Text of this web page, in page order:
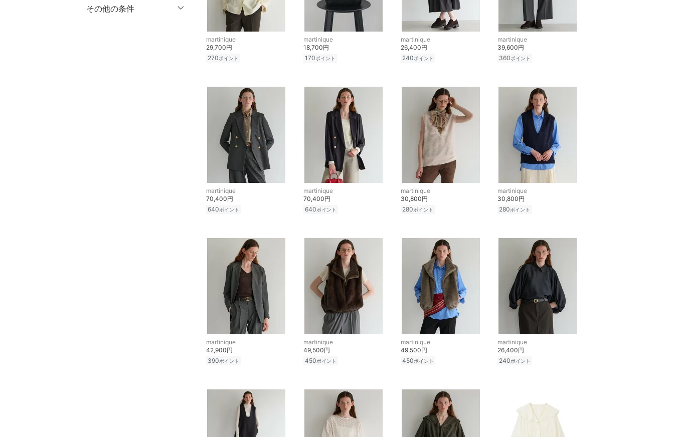
スキンケア
13
クリア 絞り込み
％OFF～ ％OFF
その他の条件
martinique
29,700円
270ポイント
martinique
18,700円
170ポイント
martinique
26,400円
240ポイント
martinique
39,600円
360ポイント
martinique
70,400円
640ポイント
martinique
70,400円
640ポイント
martinique
30,800円
280ポイント
martinique
30,800円
280ポイント
martinique
42,900円
390ポイント
martinique
49,500円
450ポイント
martinique
49,500円
450ポイント
martinique
26,400円
240ポイント